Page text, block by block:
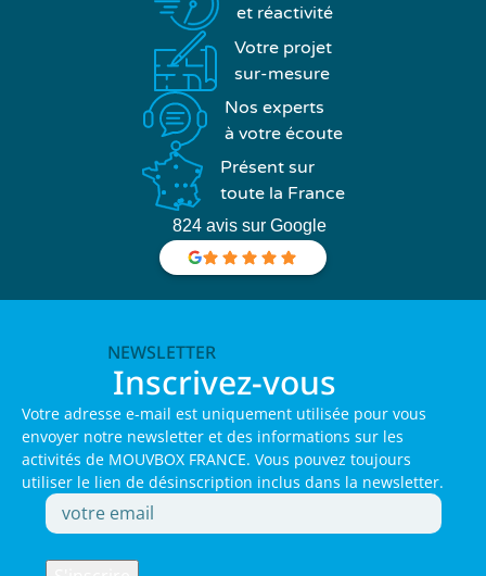
et réactivité
Votre projet
sur-mesure
Nos experts
à votre écoute
Présent sur
toute la France
824 avis sur Google
NEWSLETTER
Inscrivez-vous
Votre adresse e-mail est uniquement utilisée pour vous
envoyer notre newsletter et des informations sur les
activités de MOUVBOX FRANCE. Vous pouvez toujours
utiliser le lien de désinscription inclus dans la newsletter.